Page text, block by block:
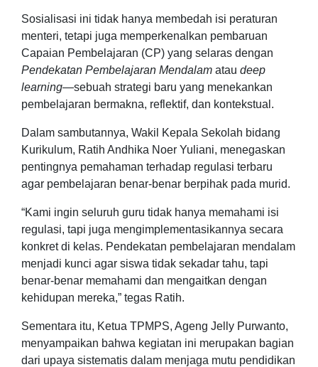
Sosialisasi ini tidak hanya membedah isi peraturan
menteri, tetapi juga memperkenalkan pembaruan
Capaian Pembelajaran (CP) yang selaras dengan
Pendekatan Pembelajaran Mendalam atau deep
learning—sebuah strategi baru yang menekankan
pembelajaran bermakna, reflektif, dan kontekstual.
Dalam sambutannya, Wakil Kepala Sekolah bidang
Kurikulum, Ratih Andhika Noer Yuliani, menegaskan
pentingnya pemahaman terhadap regulasi terbaru
agar pembelajaran benar-benar berpihak pada murid.
“Kami ingin seluruh guru tidak hanya memahami isi
regulasi, tapi juga mengimplementasikannya secara
konkret di kelas. Pendekatan pembelajaran mendalam
menjadi kunci agar siswa tidak sekadar tahu, tapi
benar-benar memahami dan mengaitkan dengan
kehidupan mereka,” tegas Ratih.
Sementara itu, Ketua TPMPS, Ageng Jelly Purwanto,
menyampaikan bahwa kegiatan ini merupakan bagian
dari upaya sistematis dalam menjaga mutu pendidikan